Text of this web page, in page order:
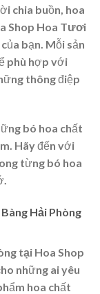
chia buồn, hoa
Shop Hoa Tươi
bạn. Mỗi sản
phù hợp với
thông điệp
bó hoa chất
Hãy đến với
từng bó hoa
Hải Phòng
tại Hoa Shop
những ai yêu
hoa chất